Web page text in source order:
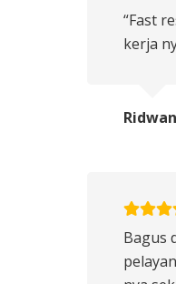
“Fast
kerja
Bagus